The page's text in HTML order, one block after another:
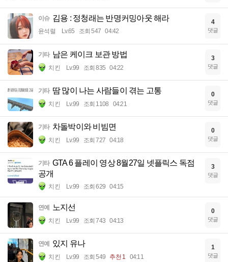
이슈 김용 : 정청래는 반명커밍아웃 해라
윤석렬 Lv.65 조회 547 04:42
4
댓글
기타 남은 케이크 보관 방법
치킨 Lv.99 조회 835 04:22
3
댓글
기타 땀 많이 나는 사람들이 겪는 고통
치킨 Lv.99 조회 1108 04:21
0
댓글
기타 차돌박이와 비빔면
치킨 Lv.99 조회 727 04:18
0
댓글
기타 GTA 6 플레이 영상 8월27일 넷플릭스 독점
공개
치킨 Lv.99 조회 629 04:15
3
댓글
연예 노지선
치킨 Lv.99 조회 743 04:13
0
댓글
연예 있지 유나
치킨 Lv.99 조회 549 추천 1 04:11
1
댓글